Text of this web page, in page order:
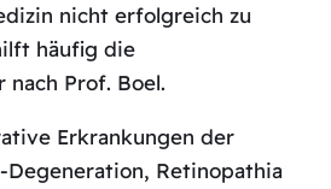
nicht erfolgreich zu
häufig die
nach Prof. Boel.
Erkrankungen der
Degeneration, Retinopathia